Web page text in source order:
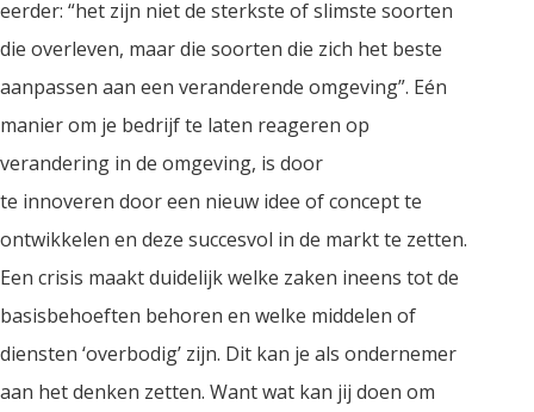
eerder: “het zijn niet de sterkste of slimste soorten
die overleven, maar die soorten die zich het beste
aanpassen aan een veranderende omgeving”. Eén
manier om je bedrijf te laten reageren op
verandering in de omgeving, is door
te innoveren door een nieuw idee of concept te
ontwikkelen en deze succesvol in de markt te zetten.
Een crisis maakt duidelijk welke zaken ineens tot de
basisbehoeften behoren en welke middelen of
diensten ‘overbodig’ zijn. Dit kan je als ondernemer
aan het denken zetten. Want wat kan jij doen om